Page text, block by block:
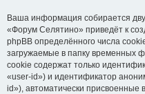
Ваша информация собирается
«Форум Селятино» приведёт к
phpBB определённого числа
загружаемые в папку временных
cookie содержат только
«user-id») и идентификатор
id»), автоматически